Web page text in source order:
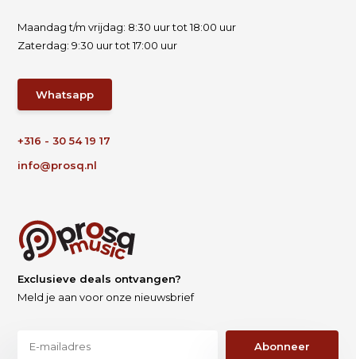
Maandag t/m vrijdag: 8:30 uur tot 18:00 uur
Zaterdag: 9:30 uur tot 17:00 uur
Whatsapp
+316 - 30 54 19 17
info@prosq.nl
Exclusieve deals ontvangen?
Meld je aan voor onze nieuwsbrief
Abonneer